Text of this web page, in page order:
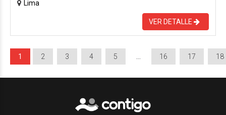
Lima
VER DETALLE
1 2 3 4 5 16 17 18